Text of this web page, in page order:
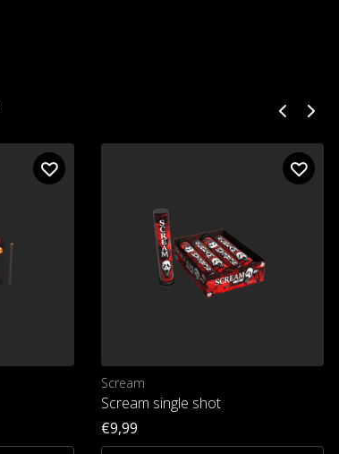
Scream
Scream single shot
€9,99